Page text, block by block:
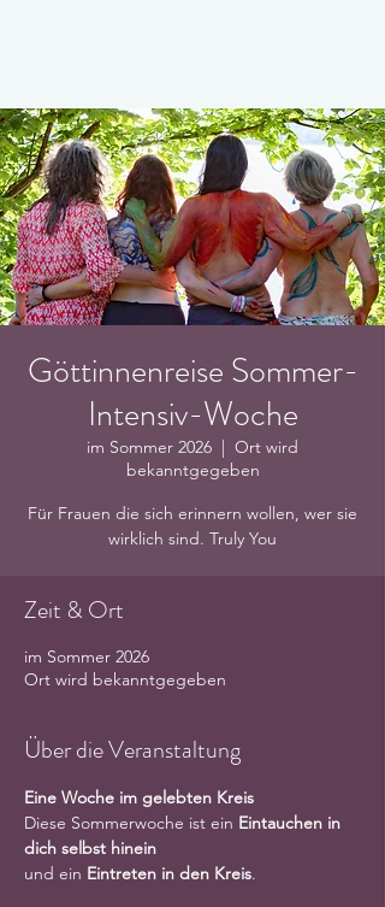
Göttinnenreise Sommer-
Intensiv-Woche
im Sommer 2026
  |
Ort wird
bekanntgegeben
Für Frauen die sich erinnern wollen, wer sie
wirklich sind. Truly You
Zeit & Ort
im Sommer 2026
Ort wird bekanntgegeben
Über die Veranstaltung
Eine Woche im gelebten Kreis
Diese Sommerwoche ist ein Eintauchen in
dich selbst hinein
und ein Eintreten in den Kreis.